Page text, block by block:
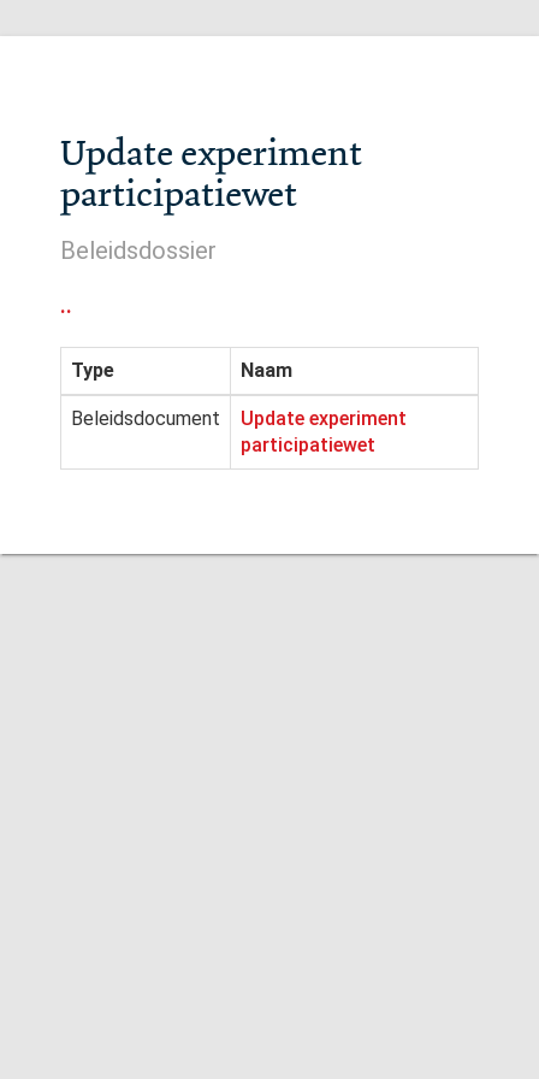
Update experiment
participatiewet
Beleidsdossier
..
Type Naam
Beleidsdocument
Update experiment
participatiewet